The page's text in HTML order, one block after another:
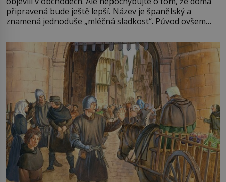
připravená bude ještě lepší. Název je španělský a
znamená jednoduše „mléčná sladkost“. Původ ovšem
pře hned několik latinskoamerických zemí a k tomu
Francie, kde se traduje,